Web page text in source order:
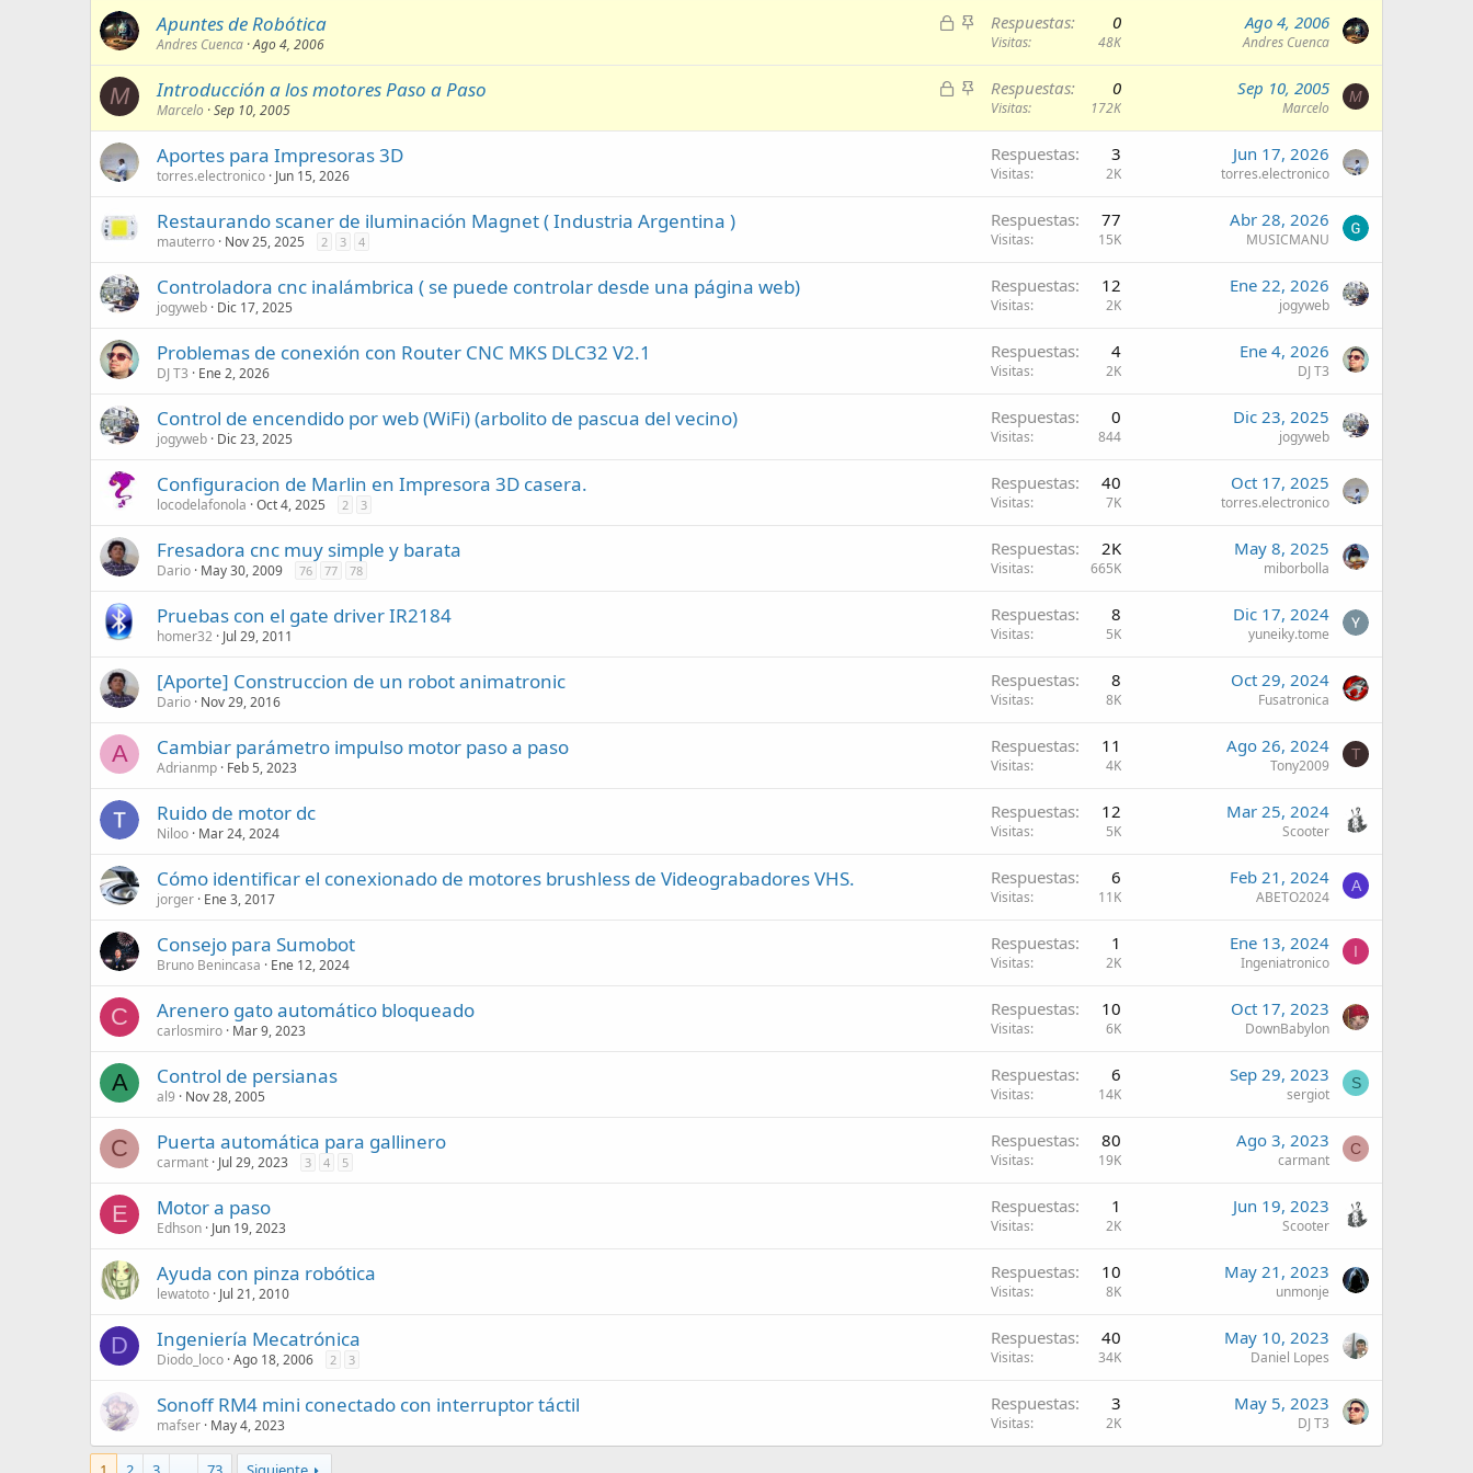
d
ol
d
o
C
r
r
d
A
c
l
d
Apuntes de Robótica
Andres Cuenca Ago 4, 2006
Respuestas 0
Visitas 48K
Ago 4, 2006
Andres Cuenca
M
C
r
A
c
Introducción a los motores Paso a Paso
Marcelo Sep 10, 2005
Respuestas 0
Visitas 172K
Sep 10, 2005
Marcelo
M
Aportes para Impresoras 3D
torres.electronico Jun 15, 2026
Respuestas 3
Visitas 2K
Jun 17, 2026
torres.electronico
Restaurando scaner de iluminación Magnet ( Industria Argentina )
mauterro Nov 25, 2025 2 3 4
Respuestas 77
Visitas 15K
Abr 28, 2026
MUSICMANU
Controladora cnc inalámbrica ( se puede controlar desde una página web)
jogyweb Dic 17, 2025
Respuestas 12
Visitas 2K
Ene 22, 2026
jogyweb
Problemas de conexión con Router CNC MKS DLC32 V2.1
DJ T3 Ene 2, 2026
Respuestas 4
Visitas 2K
Ene 4, 2026
DJ T3
Control de encendido por web (WiFi) (arbolito de pascua del vecino)
jogyweb Dic 23, 2025
Respuestas 0
Visitas 844
Dic 23, 2025
jogyweb
Configuracion de Marlin en Impresora 3D casera.
locodelafonola Oct 4, 2025 2 3
Respuestas 40
Visitas 7K
Oct 17, 2025
torres.electronico
Fresadora cnc muy simple y barata
Dario May 30, 2009 76 77 78
Respuestas 2K
Visitas 665K
May 8, 2025
miborbolla
Pruebas con el gate driver IR2184
homer32 Jul 29, 2011
Respuestas 8
Visitas 5K
Dic 17, 2024
yuneiky.tome
[Aporte] Construccion de un robot animatronic
Dario Nov 29, 2016
Respuestas 8
Visitas 8K
Oct 29, 2024
Fusatronica
A Cambiar parámetro impulso motor paso a paso
Adrianmp Feb 5, 2023
Respuestas 11
Visitas 4K
Ago 26, 2024
Tony2009
T
Ruido de motor dc
Niloo Mar 24, 2024
Respuestas 12
Visitas 5K
Mar 25, 2024
Scooter
Cómo identificar el conexionado de motores brushless de Videograbadores VHS.
jorger Ene 3, 2017
Respuestas 6
Visitas 11K
Feb 21, 2024
ABETO2024
A
Consejo para Sumobot
Bruno Benincasa Ene 12, 2024
Respuestas 1
Visitas 2K
Ene 13, 2024
Ingeniatronico
I
C Arenero gato automático bloqueado
carlosmiro Mar 9, 2023
Respuestas 10
Visitas 6K
Oct 17, 2023
DownBabylon
A Control de persianas
al9 Nov 28, 2005
Respuestas 6
Visitas 14K
Sep 29, 2023
sergiot
S
C Puerta automática para gallinero
carmant Jul 29, 2023 3 4 5
Respuestas 80
Visitas 19K
Ago 3, 2023
carmant
C
E Motor a paso
Edhson Jun 19, 2023
Respuestas 1
Visitas 2K
Jun 19, 2023
Scooter
Ayuda con pinza robótica
lewatoto Jul 21, 2010
Respuestas 10
Visitas 8K
May 21, 2023
unmonje
D Ingeniería Mecatrónica
Diodo_loco Ago 18, 2006 2 3
Respuestas 40
Visitas 34K
May 10, 2023
Daniel Lopes
Sonoff RM4 mini conectado con interruptor táctil
mafser May 4, 2023
Respuestas 3
Visitas 2K
May 5, 2023
DJ T3